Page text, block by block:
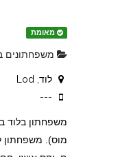
מאומת
משפחתונים
לוד, Lod
---
משפחתון בלוד